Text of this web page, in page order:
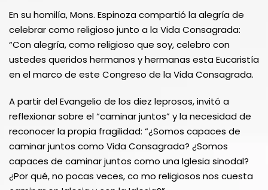
En su homilía, Mons. Espinoza compartió la alegría de
celebrar como religioso junto a la Vida Consagrada:
“Con alegría, como religioso que soy, celebro con
ustedes queridos hermanos y hermanas esta Eucaristía
en el marco de este Congreso de la Vida Consagrada.
A partir del Evangelio de los diez leprosos, invitó a
reflexionar sobre el “caminar juntos” y la necesidad de
reconocer la propia fragilidad: “¿Somos capaces de
caminar juntos como Vida Consagrada? ¿Somos
capaces de caminar juntos como una Iglesia sinodal?
¿Por qué, no pocas veces, co mo religiosos nos cuesta